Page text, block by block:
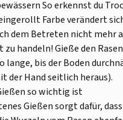
So erkennst du
Farbe verändert
dem Betreten nicht mehr
handeln! Gieße den
lange, bis der Boden
der Hand seitlich heraus).
so wichtig ist
Gießen sorgt dafür,